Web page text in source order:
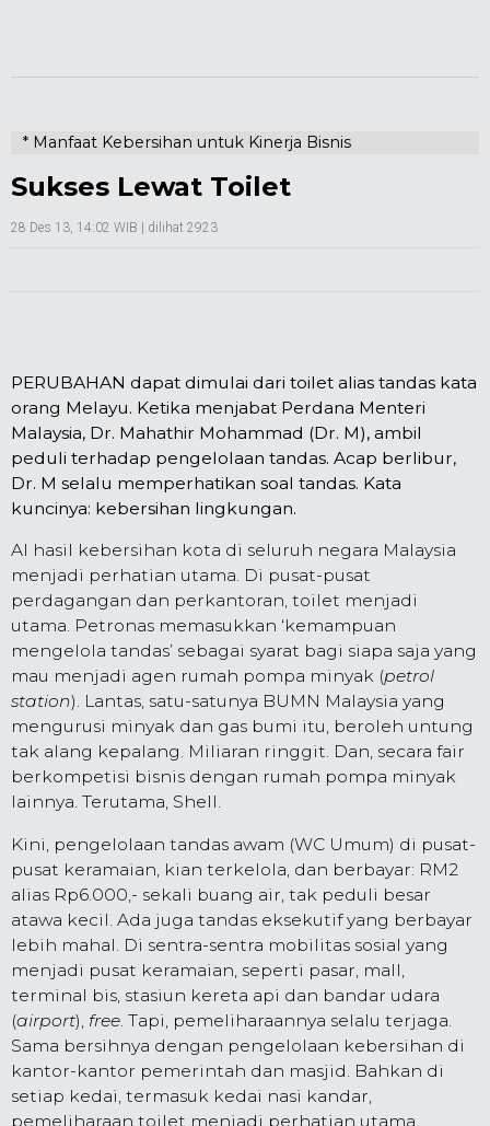
* Manfaat Kebersihan untuk Kinerja Bisnis
Sukses Lewat Toilet
28 Des 13, 14:02 WIB | dilihat 2923
PERUBAHAN dapat dimulai dari toilet alias tandas kata
orang Melayu. Ketika menjabat Perdana Menteri
Malaysia, Dr. Mahathir Mohammad (Dr. M), ambil
peduli terhadap pengelolaan tandas. Acap berlibur,
Dr. M selalu memperhatikan soal tandas. Kata
kuncinya: kebersihan lingkungan.
Al hasil kebersihan kota di seluruh negara Malaysia
menjadi perhatian utama. Di pusat-pusat
perdagangan dan perkantoran, toilet menjadi
utama. Petronas memasukkan ‘kemampuan
mengelola tandas’ sebagai syarat bagi siapa saja yang
mau menjadi agen rumah pompa minyak (petrol
station). Lantas, satu-satunya BUMN Malaysia yang
mengurusi minyak dan gas bumi itu, beroleh untung
tak alang kepalang. Miliaran ringgit. Dan, secara fair
berkompetisi bisnis dengan rumah pompa minyak
lainnya. Terutama, Shell.
Kini, pengelolaan tandas awam (WC Umum) di pusat-
pusat keramaian, kian terkelola, dan berbayar: RM2
alias Rp6.000,- sekali buang air, tak peduli besar
atawa kecil. Ada juga tandas eksekutif yang berbayar
lebih mahal. Di sentra-sentra mobilitas sosial yang
menjadi pusat keramaian, seperti pasar, mall,
terminal bis, stasiun kereta api dan bandar udara
(airport), free. Tapi, pemeliharaannya selalu terjaga.
Sama bersihnya dengan pengelolaan kebersihan di
kantor-kantor pemerintah dan masjid. Bahkan di
setiap kedai, termasuk kedai nasi kandar,
pemeliharaan toilet menjadi perhatian utama.